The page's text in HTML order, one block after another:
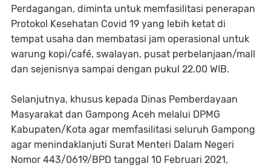
Perdagangan, diminta untuk memfasilitasi penerapan
Protokol Kesehatan Covid 19 yang lebih ketat di
tempat usaha dan membatasi jam operasional untuk
warung kopi/café, swalayan, pusat perbelanjaan/mall
dan sejenisnya sampai dengan pukul 22.00 WIB.
Selanjutnya, khusus kepada Dinas Pemberdayaan
Masyarakat dan Gampong Aceh melalui DPMG
Kabupaten/Kota agar memfasilitasi seluruh Gampong
agar menindaklanjuti Surat Menteri Dalam Negeri
Nomor 443/0619/BPD tanggal 10 Februari 2021,